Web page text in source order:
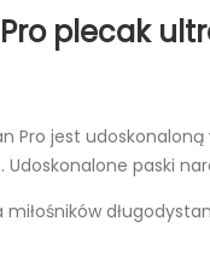
plecak
Pro jest
paski
miłośników